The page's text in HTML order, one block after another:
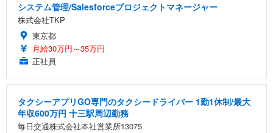
システム管理/Salesforceプロジェクトマネージャー
株式会社TKP
東京都
月給30万円～35万円
正社員
タクシーアプリGO専門のタクシードライバー 1勤1休制/最大
年収600万円 十三駅周辺勤務
毎日交通株式会社本社営業所13075